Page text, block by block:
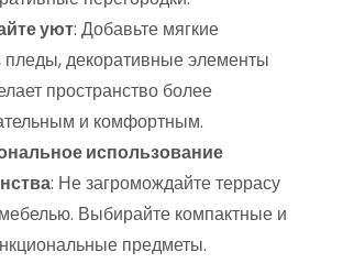
уют: Добавьте мягкие
пледы, декоративные элементы
пространство более
и комфортным.
использование
: Не загромождайте террасу
Выбирайте компактные и
предметы.